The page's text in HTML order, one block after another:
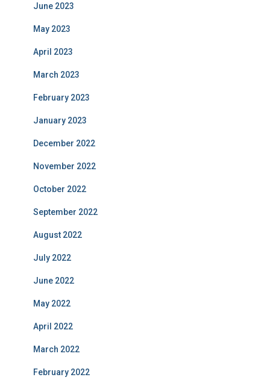
June 2023
May 2023
April 2023
March 2023
February 2023
January 2023
December 2022
November 2022
October 2022
September 2022
August 2022
July 2022
June 2022
May 2022
April 2022
March 2022
February 2022